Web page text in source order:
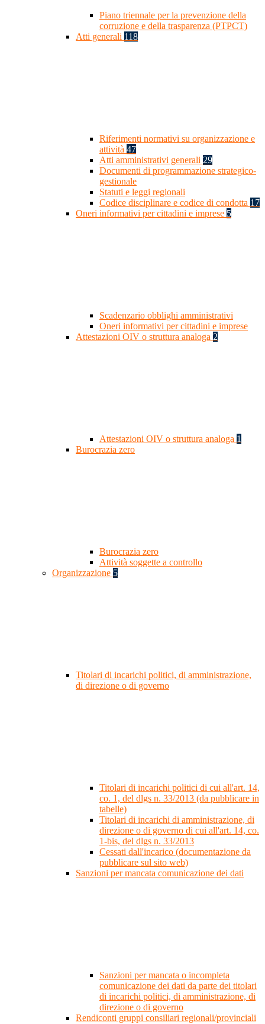
Piano triennale per la prevenzione della
corruzione e della trasparenza (PTPCT)
Atti generali 118
Riferimenti normativi su organizzazione e
attività 47
Atti amministrativi generali 29
Documenti di programmazione strategico-
gestionale
Statuti e leggi regionali
Codice disciplinare e codice di condotta 17
Oneri informativi per cittadini e imprese 5
Scadenzario obblighi amministrativi
Oneri informativi per cittadini e imprese
Attestazioni OIV o struttura analoga 2
Attestazioni OIV o struttura analoga 1
Burocrazia zero
Burocrazia zero
Attività soggette a controllo
Organizzazione 5
Titolari di incarichi politici, di amministrazione,
di direzione o di governo
Titolari di incarichi politici di cui all'art. 14,
co. 1, del dlgs n. 33/2013 (da pubblicare in
tabelle)
Titolari di incarichi di amministrazione, di
direzione o di governo di cui all'art. 14, co.
1-bis, del dlgs n. 33/2013
Cessati dall'incarico (documentazione da
pubblicare sul sito web)
Sanzioni per mancata comunicazione dei dati
Sanzioni per mancata o incompleta
comunicazione dei dati da parte dei titolari
di incarichi politici, di amministrazione, di
direzione o di governo
Rendiconti gruppi consiliari regionali/provinciali